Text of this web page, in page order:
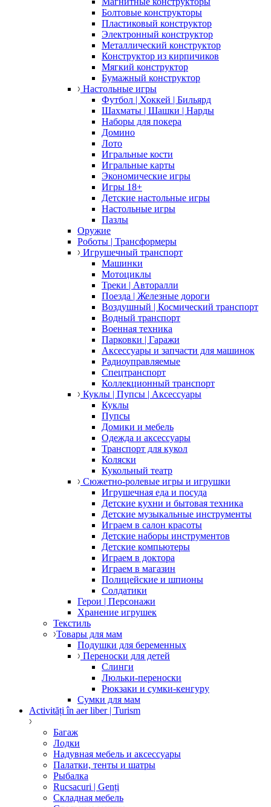
Болтовые конструкторы
Пластиковый конструктор
Электронный конструктор
Металлический конструктор
Конструктор из кирпичиков
Мягкий конструктор
Бумажный конструктор
Настольные игры
Футбол | Хоккей | Бильярд
Шахматы | Шашки | Нарды
Наборы для покера
Домино
Лото
Игральные кости
Игральные карты
Экономические игры
Игры 18+
Детские настольные игры
Настольные игры
Пазлы
Оружие
Роботы | Трансформеры
Игрушечный транспорт
Машинки
Мотоциклы
Треки | Авторалли
Поезда | Железные дороги
Воздушный | Космический транспорт
Водный транспорт
Военная техника
Парковки | Гаражи
Аксессуары и запчасти для машинок
Радиоуправляемые
Спецтранспорт
Коллекционный транспорт
Куклы | Пупсы | Аксессуары
Куклы
Пупсы
Домики и мебель
Одежда и аксессуары
Транспорт для кукол
Коляски
Кукольный театр
Сюжетно-ролевые игры и игрушки
Игрушечная еда и посуда
Детские кухни и бытовая техника
Детские музыкальные инструменты
Играем в салон красоты
Детские наборы инструментов
Детские компьютеры
Играем в доктора
Играем в магазин
Полицейские и шпионы
Солдатики
Герои | Персонажи
Хранение игрушек
Текстиль
Товары для мам
Подушки для беременных
Переноски для детей
Слинги
Люльки-переноски
Рюкзаки и сумки-кенгуру
Сумки для мам
Activități în aer liber | Turism
Багаж
Лодки
Надувная мебель и аксессуары
Палатки, тенты и шатры
Рыбалка
Rucsacuri | Genți
Складная мебель